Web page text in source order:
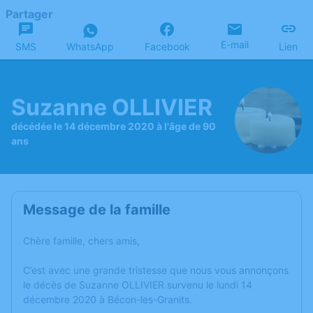
Partager
SMS WhatsApp Facebook E-mail Lien
Suzanne OLLIVIER
décédée le 14 décembre 2020 à l'âge de 90
ans
Message de la famille
Chère famille, chers amis,
C’est avec une grande tristesse que nous vous annonçons
le décès de Suzanne OLLIVIER survenu le lundi 14
décembre 2020 à Bécon-les-Granits.